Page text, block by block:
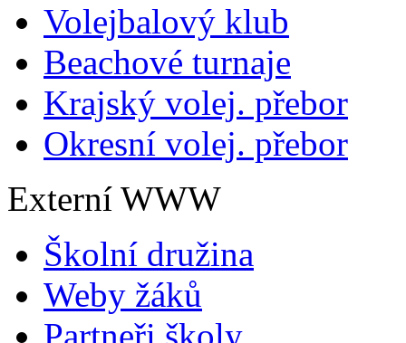
Volejbalový klub
Beachové turnaje
Krajský volej. přebor
Okresní volej. přebor
Externí WWW
Školní družina
Weby žáků
Partneři školy